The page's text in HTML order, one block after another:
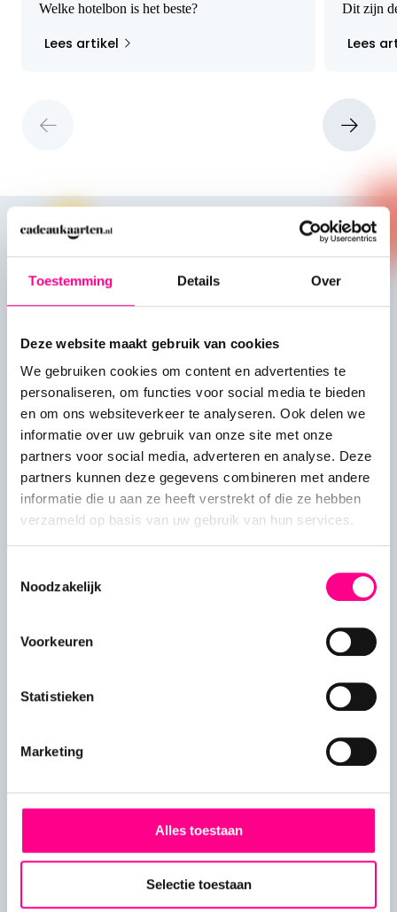
Toestemming Details Over
Deze website maakt gebruik van cookies
We gebruiken cookies om content en advertenties te
personaliseren, om functies voor social media te bieden
en om ons websiteverkeer te analyseren. Ook delen we
informatie over uw gebruik van onze site met onze
partners voor social media, adverteren en analyse. Deze
partners kunnen deze gegevens combineren met andere
informatie die u aan ze heeft verstrekt of die ze hebben
verzameld op basis van uw gebruik van hun services.
Noodzakelijk
Voorkeuren
Statistieken
Marketing
Alles toestaan
Selectie toestaan
Welke hotelbon is het beste?
Lees artikel
Dit zijn
Lees
Veelgestelde vragen over
onze cadeaukaarten
Hier wat vragen die we vaak horen, met de
antwoorden er direct onder. Staat jouw
brandende vraag er niet tussen? Neem dan gerust
contact met ons op.
Kunnen jullie naar verschillende adressen
Hoe betaal ik mijn bestelling?